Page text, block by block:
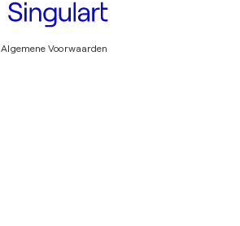
Algemene Voorwaarden